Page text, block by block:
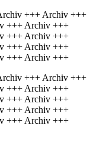
+++ Archiv +++
+++ Archiv +++
+++ Archiv +++
+++ Archiv +++
+++ Archiv +++
+++ Archiv +++
+++ Archiv +++
+++ Archiv +++
+++ Archiv +++
+++ Archiv +++